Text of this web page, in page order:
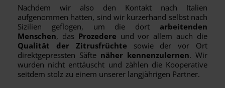
Nachdem wir also den Kontakt nach Italien
aufgenommen hatten, sind wir kurzerhand selbst nach
Sizilien geflogen, um die dort arbeitenden
Menschen, das Prozedere und vor allem auch die
Qualität der Zitrusfrüchte sowie der vor Ort
direktgepressten Säfte näher kennenzulernen. Wir
wurden nicht enttäuscht und zählen die Kooperative
seitdem stolz zu einem unserer langjährigen Partner.